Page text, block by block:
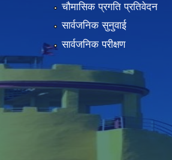
चौमासिक प्रगति प्रतिवेदन
सार्वजनिक सुनुवाई
सार्वजनिक परीक्षण